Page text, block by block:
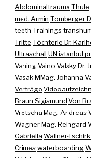
Abdominaltrauma Thule
med. Armin Tomberger
teeth Trainings
Tritte Töchterle Dr.
Ultraschall UN istanbul
Vahing Vaino Valsky Dr.
Vasak MMag. Johanna
Verträge
Braun Sigismund Von
Vretscha Mag. Andreas
Wagner Mag. Reingard
Gabriella Wallner-Tschirk
Crimeswaterboarding